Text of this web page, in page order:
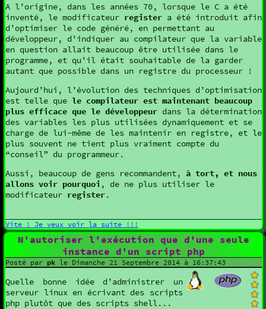
A l’origine, dans les années 70, lorsque le C a été
inventé, le modificateur register a été introduit afin
d’optimiser le code généré, en permettant au
développeur, d'indiquer au compilateur que la variable
en question allait beaucoup être utilisée dans le
programme, et qu’il était souhaitable de la garder
autant que possible dans un registre du processeur !
Aujourd’hui, l’évolution des techniques d’optimisation
est telle que le compilateur est maintenant beaucoup
plus efficace que le développeur dans la détermination
des variables les plus utilisées dynamiquement et se
charge de lui-même de les maintenir en registre, et le
plus souvent ne tient plus vraiment compte du
“conseil” du programmeur.
Aussi, beaucoup de gens recommandent, à tort, et nous
allons voir pourquoi , de ne plus utiliser le
modificateur register.
Vite ! Je veux voir la suite !!!
N'autoriser l'exécution que d'une seule
instance d'un script php
Posté par pk le Dimanche 21 Septembre 2014 à 16:37:43
Quelle bonne idée d’administrer un
serveur linux en écrivant des scripts
php plutôt que des scripts shell...